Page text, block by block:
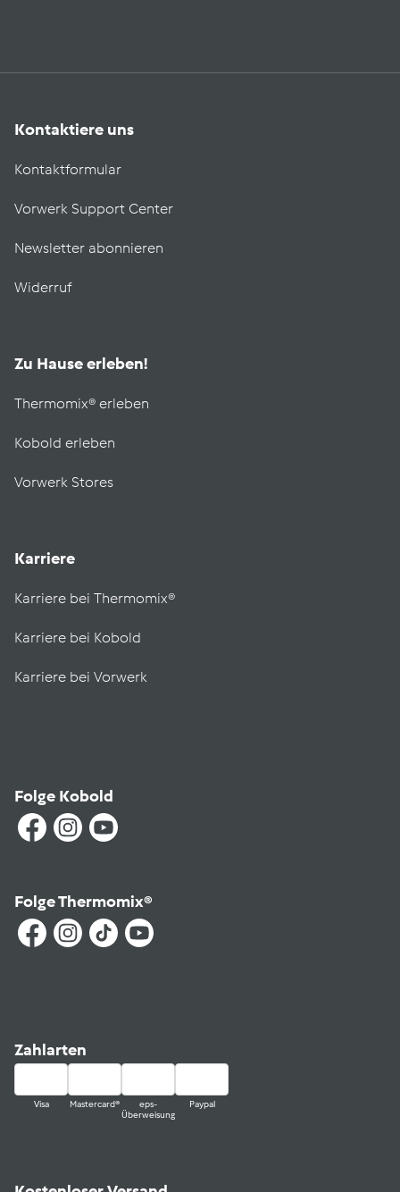
Kontaktiere uns
Kontaktformular
Vorwerk Support Center
Newsletter abonnieren
Widerruf
Zu Hause erleben!
Thermomix® erleben
Kobold erleben
Vorwerk Stores
Karriere
Karriere bei Thermomix®
Karriere bei Kobold
Karriere bei Vorwerk
Folge Kobold
Folge Thermomix®
Zahlarten
Visa Mastercard®
eps-
Überweisung
Paypal